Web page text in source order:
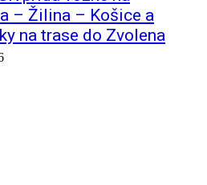
– Žilina – Košice a
na trase do Zvolena